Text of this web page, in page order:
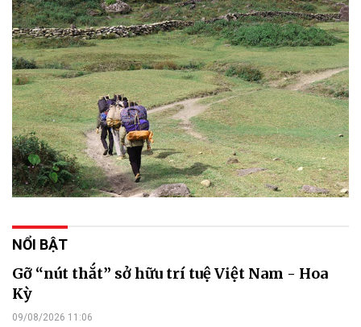
NỔI BẬT
Gỡ “nút thắt” sở hữu trí tuệ Việt Nam - Hoa
Kỳ
09/08/2026 11:06